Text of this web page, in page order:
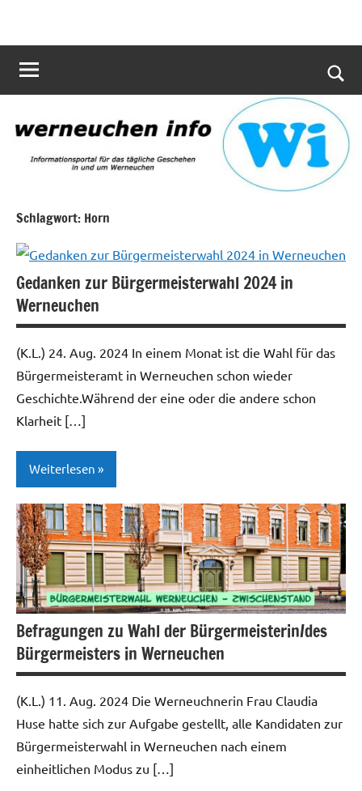
info
für
das
in
um
Schlagwort: Horn
Gedanken zur Bürgermeisterwahl 2024 in
Werneuchen
(K.L.) 24. Aug. 2024 In einem Monat ist die Wahl für das
Bürgermeisteramt in Werneuchen schon wieder
Geschichte.Während der eine oder die andere schon
Klarheit […]
Weiterlesen
Gesellschaft
| Politik |
Kirche
Neues
aus der
Region
Öffentliche
Verwaltung
Befragungen zu Wahl der Bürgermeisterin/des
Bürgermeisters in Werneuchen
(K.L.) 11. Aug. 2024 Die Werneuchnerin Frau Claudia
Huse hatte sich zur Aufgabe gestellt, alle Kandidaten zur
Bürgermeisterwahl in Werneuchen nach einem
einheitlichen Modus zu […]